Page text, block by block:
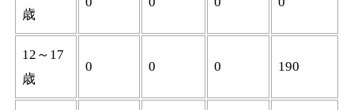
歳
12～17
歳
0 0 0 190